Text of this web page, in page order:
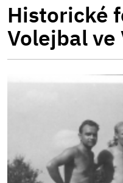
Historické
Volejbal ve